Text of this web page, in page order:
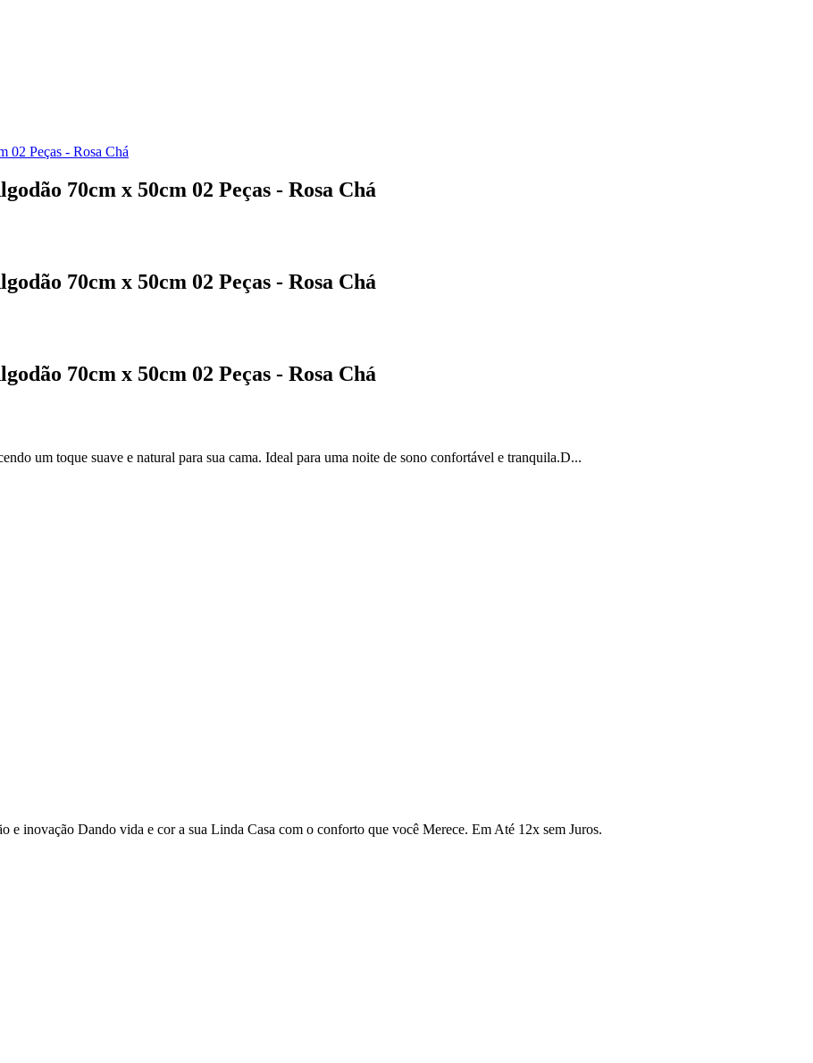
02 Peças - Rosa Chá
70cm x 50cm 02 Peças - Rosa Chá
70cm x 50cm 02 Peças - Rosa Chá
70cm x 50cm 02 Peças - Rosa Chá
um toque suave e natural para sua cama. Ideal para uma noite de sono confortável e tranquila.D...
inovação Dando vida e cor a sua Linda Casa com o conforto que você Merece. Em Até 12x sem Juros.